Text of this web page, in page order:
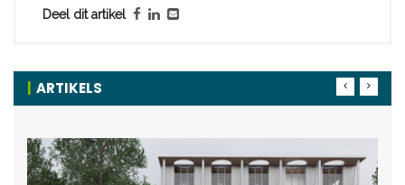
Deel dit artikel
ARTIKELS